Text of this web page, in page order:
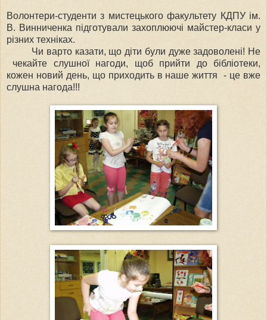
Волонтери-студенти з мистецького факультету КДПУ ім.
В. Винниченка підготували захоплюючі майстер-класи у
різних техніках.
Чи варто казати, що діти були дуже задоволені! Не
чекайте слушної нагоди, щоб прийти до бібліотеки,
кожен новий день, що приходить в наше життя - це вже
слушна нагода!!!